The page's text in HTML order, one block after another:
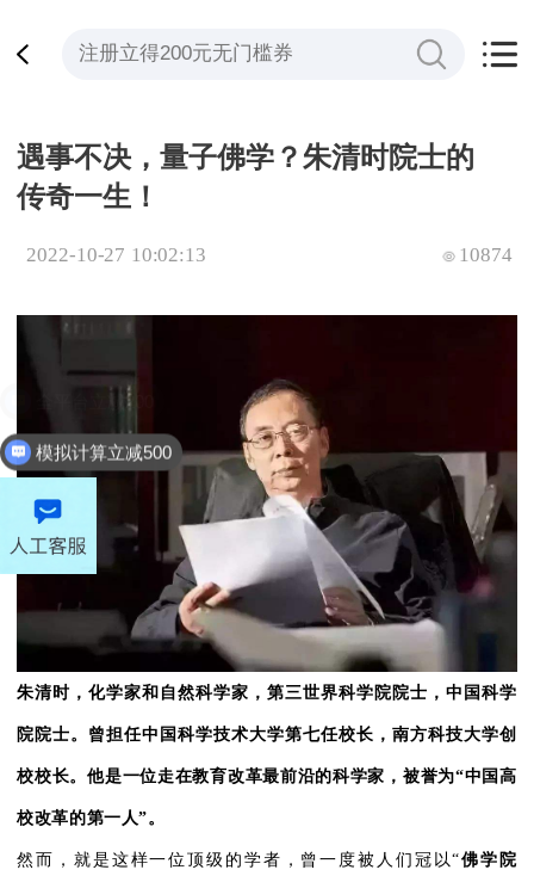
遇事不决，量子佛学？朱清时院士的
传奇一生！
2022-10-27 10:02:13 10874
朱清时，化学家和自然科学家，第三世界科学院院士，中国科学
院院士。曾担任中国科学技术大学第七任校长，南方科技大学创
校校长。他是一位走在教育改革最前沿的科学家，被誉为“中国高
校改革的第一人”。
然而，就是这样一位顶级的学者，曾一度被人们冠以“佛学院
模拟计算立减500